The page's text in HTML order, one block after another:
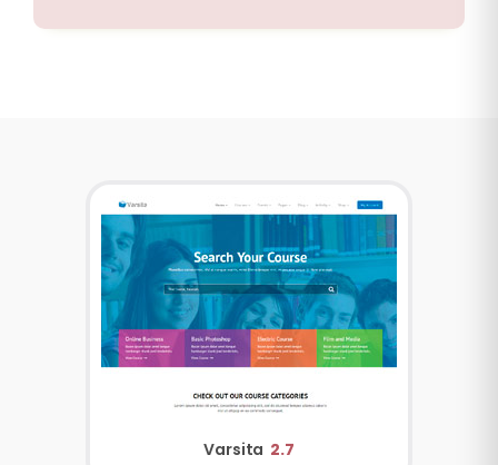
Varsita 2.7